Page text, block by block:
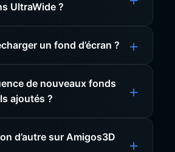
UltraWide ?
un fond d’écran ?
de nouveaux fonds
ajoutés ?
d’autre sur Amigos3D